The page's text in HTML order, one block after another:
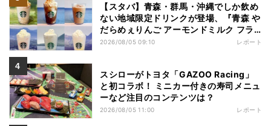
【スタバ】青森・群馬・沖縄でしか飲め
ない地域限定ドリンクが登場、『青森 や
だらめぇりんご アーモンドミルク フラ
ペチーノ』など6種を本気レビュー
2026/08/05 09:10 レポート
スシローがトヨタ「GAZOO Racing」
と初コラボ！ ミニカー付きの寿司メニュ
ーなど注目のコンテンツは？
2026/08/05 11:00 レポート